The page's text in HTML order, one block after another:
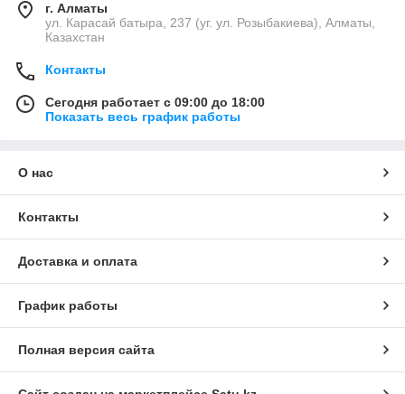
г. Алматы
ул. Карасай батыра, 237 (уг. ул. Розыбакиева), Алматы,
Казахстан
Контакты
Сегодня работает с 09:00 до 18:00
Показать весь график работы
О нас
Контакты
Доставка и оплата
График работы
Полная версия сайта